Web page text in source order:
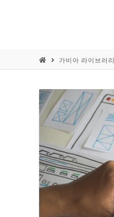
가비아 라이브러리